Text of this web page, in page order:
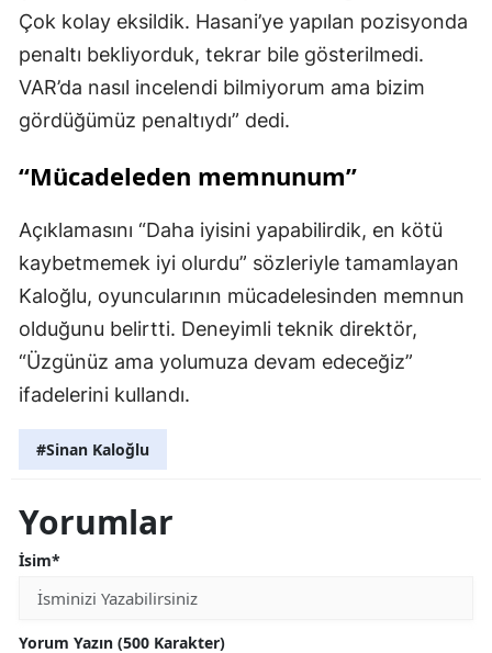
Çok kolay eksildik. Hasani’ye yapılan pozisyonda
penaltı bekliyorduk, tekrar bile gösterilmedi.
VAR’da nasıl incelendi bilmiyorum ama bizim
gördüğümüz penaltıydı” dedi.
“Mücadeleden memnunum”
Açıklamasını “Daha iyisini yapabilirdik, en kötü
kaybetmemek iyi olurdu” sözleriyle tamamlayan
Kaloğlu, oyuncularının mücadelesinden memnun
olduğunu belirtti. Deneyimli teknik direktör,
“Üzgünüz ama yolumuza devam edeceğiz”
ifadelerini kullandı.
#Sinan Kaloğlu
Yorumlar
İsim*
Yorum Yazın (500 Karakter)